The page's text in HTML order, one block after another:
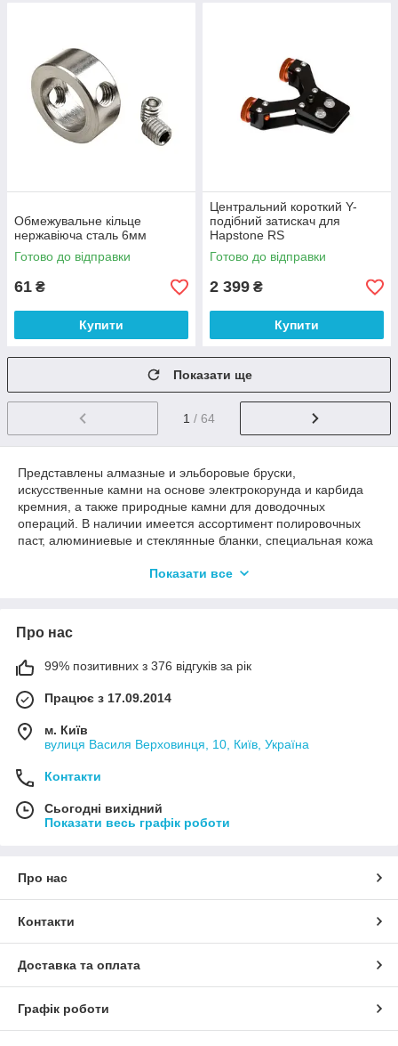
Обмежувальне кільце
нержавіюча сталь 6мм
Готово до відправки
61 ₴
Купити
Центральний короткий Y-
подібний затискач для
Hapstone RS
Готово до відправки
2 399 ₴
Купити
Показати ще
1 / 64
Представлены алмазные и эльборовые бруски,
искусственные камни на основе электрокорунда и карбида
кремния, а также природные камни для доводочных
операций. В наличии имеется ассортимент полировочных
паст, алюминиевые и стеклянные бланки, специальная кожа
камней, масла и многое другое...
Показати все
Про нас
99% позитивних з 376 відгуків за рік
Працює з 17.09.2014
м. Київ
вулиця Василя Верховинця, 10, Київ, Україна
Контакти
Сьогодні вихідний
Показати весь графік роботи
Про нас
Контакти
Доставка та оплата
Графік роботи